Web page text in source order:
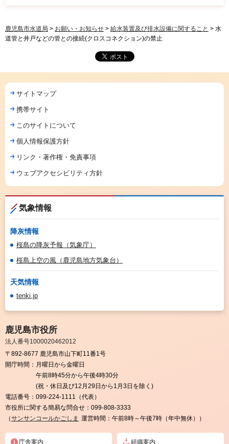
鹿児島市水道局 > お願い・お知らせ > 給水装置及び排水設備に関すること > 水
道管と井戸などの管との接続(クロスコネクション)の禁止
サイトマップ
携帯サイト
このサイトについて
個人情報保護方針
リンク・著作権・免責事項
ウェブアクセシビリティ方針
気象情報
降灰情報
桜島の降灰予報（気象庁）
桜島上空の風（鹿児島地方気象台）
天気情報
tenki.jp
鹿児島市役所
法人番号1000020462012
〒892-8677 鹿児島市山下町11番1号
開庁時間： 月曜日から金曜日
午前8時45分から午後4時30分
(祝・休日及び12月29日から1月3日を除く)
電話番号： 099-224-1111（代表）
市役所に関する簡易な問合せ： 099-808-3333
（サンサンコールかごしま 運営時間：午前8時～午後7時（年中無休））
庁舎案内 組織案内